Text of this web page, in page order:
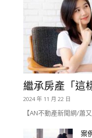
繼承房產「這
2024 年 11 月 22 日
【AN不動產新聞網/蕭
案